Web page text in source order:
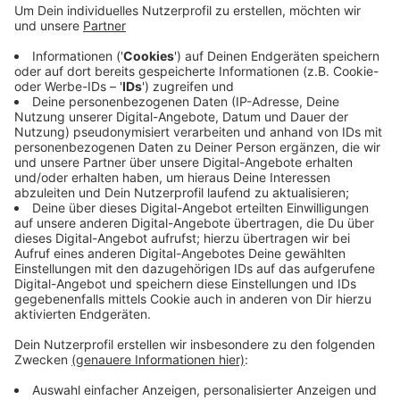
Wo genau, sei aber nicht bekannt, so die
Polizei. Sie hat sich jetzt an die Öffentlichkeit
gewendet und bittet um Mithilfe. Ein
Personenbeschreibung der Vermissten gibt
eshier.
Anzeige